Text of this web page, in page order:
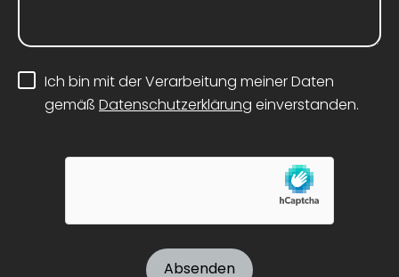
Ich bin mit der Verarbeitung meiner Daten
gemäßDatenschutzerklärungeinverstanden.